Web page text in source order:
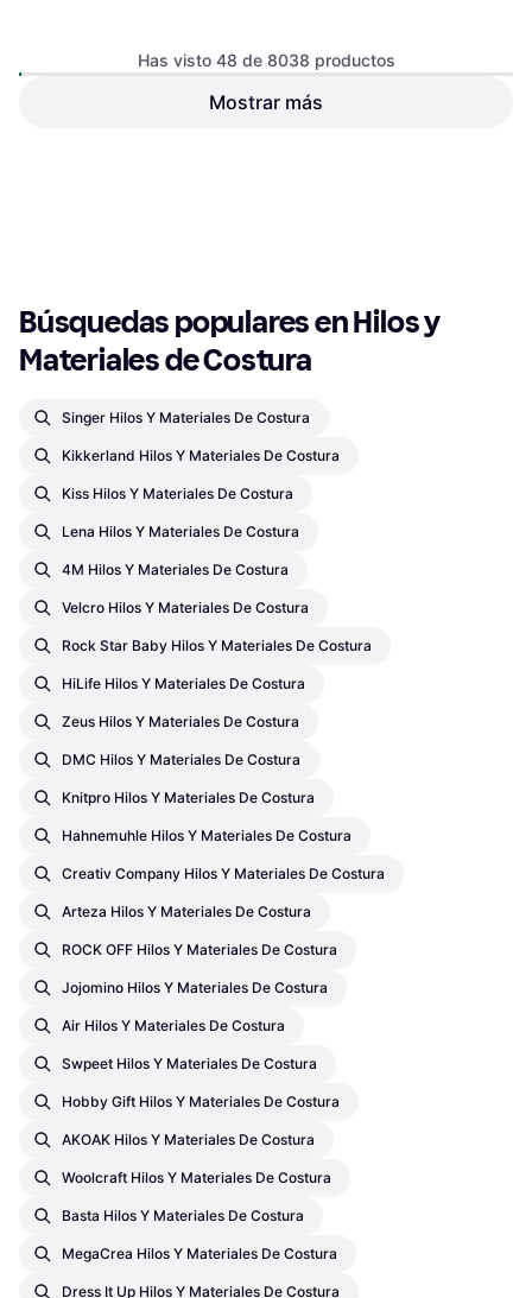
vidaXL Cuerda 100% Yute 10
Has visto 48 de 8038 productos
Mostrar más
Búsquedas populares en Hilos y
Materiales de Costura
Singer Hilos Y Materiales De Costura
Kikkerland Hilos Y Materiales De Costura
Kiss Hilos Y Materiales De Costura
Lena Hilos Y Materiales De Costura
4M Hilos Y Materiales De Costura
Velcro Hilos Y Materiales De Costura
Rock Star Baby Hilos Y Materiales De Costura
HiLife Hilos Y Materiales De Costura
Zeus Hilos Y Materiales De Costura
DMC Hilos Y Materiales De Costura
Knitpro Hilos Y Materiales De Costura
Hahnemuhle Hilos Y Materiales De Costura
Creativ Company Hilos Y Materiales De Costura
Arteza Hilos Y Materiales De Costura
ROCK OFF Hilos Y Materiales De Costura
Jojomino Hilos Y Materiales De Costura
Air Hilos Y Materiales De Costura
Swpeet Hilos Y Materiales De Costura
Hobby Gift Hilos Y Materiales De Costura
AKOAK Hilos Y Materiales De Costura
Woolcraft Hilos Y Materiales De Costura
Basta Hilos Y Materiales De Costura
MegaCrea Hilos Y Materiales De Costura
Dress It Up Hilos Y Materiales De Costura